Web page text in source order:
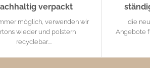
verpackt
möglich, verwenden wir
wieder und polstern
recyclebar....
die
Angebote